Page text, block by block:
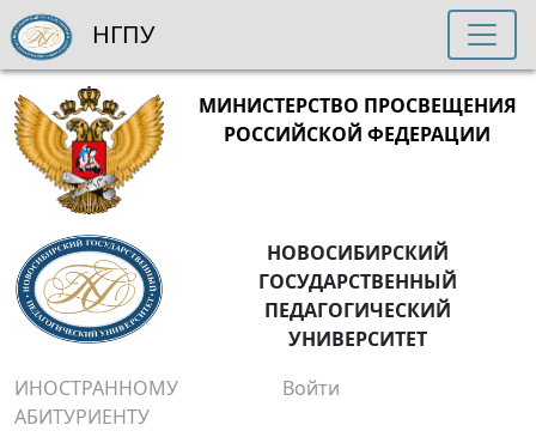
МИНИСТЕРСТВО ПРОСВЕЩЕНИЯ
РОССИЙСКОЙ ФЕДЕРАЦИИ
НОВОСИБИРСКИЙ
ГОСУДАРСТВЕННЫЙ
ПЕДАГОГИЧЕСКИЙ
УНИВЕРСИТЕТ
ИНОСТРАННОМУ
АБИТУРИЕНТУ
Войти
НГПУ